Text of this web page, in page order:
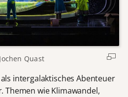
Quast
intergalaktisches Abenteuer
Themen wie Klimawandel,